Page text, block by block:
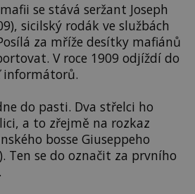
se stává seržant Joseph
sicilský rodák ve službách
za mříže desítky mafiánů
V roce 1909 odjíždí do
informátorů.
do pasti. Dva střelci ho
a to zřejmě na rozkaz
bosse Giuseppeho
Ten se do označit za prvního